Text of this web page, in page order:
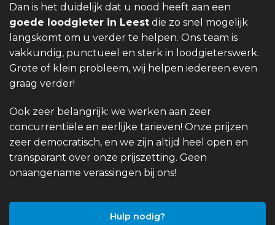
Dan is het duidelijk dat u nood heeft aan een
goede loodgieter in Leest die zo snel mogelijk
langskomt om u verder te helpen. Ons team is
vakkundig, punctueel en sterk in loodgieterswerk.
Grote of klein probleem, wij helpen iedereen even
graag verder!
Ook zeer belangrijk: we werken aan zeer
concurrentiële en eerlijke tarieven! Onze prijzen
zeer democratisch, en we zijn altijd heel open en
transparant over onze prijszetting. Geen
onaangename verassingen bij ons!
Hulp nodig?